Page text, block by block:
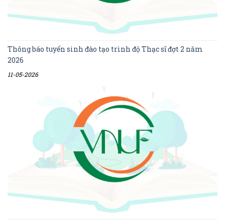
Thông báo tuyển sinh đào tạo trình độ Thạc sĩ đợt 2 năm
2026
11-05-2026